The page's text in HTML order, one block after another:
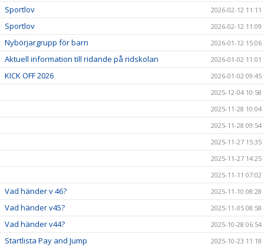
Sportlov 2026-02-12 11:11
Sportlov 2026-02-12 11:09
Nybörjargrupp för barn 2026-01-12 15:06
Aktuell information till ridande på ridskolan 2026-01-02 11:01
KICK OFF 2026
2026-01-02 09:45
2025-12-04 10:58
2025-11-28 10:04
2025-11-28 09:54
2025-11-27 15:35
2025-11-27 14:25
2025-11-11 07:02
Vad händer v 46? 2025-11-10 08:28
Vad händer v45? 2025-11-05 08:58
Vad händer v44? 2025-10-28 06:54
Startlista Pay and Jump 2025-10-23 11:18